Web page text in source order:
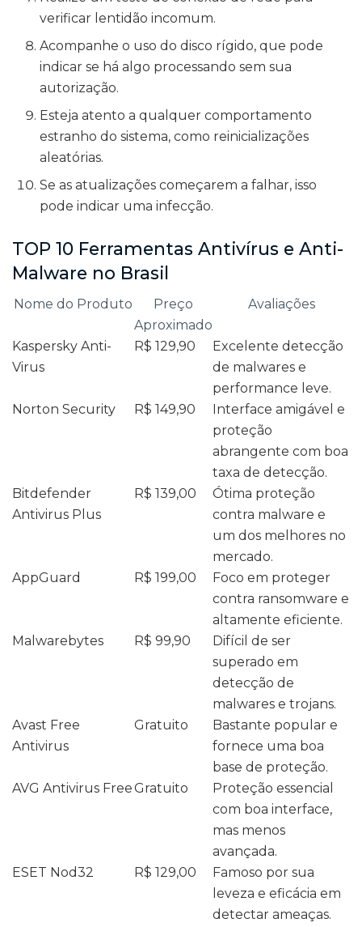
verificar lentidão incomum.
Acompanhe o uso do disco rígido, que pode
indicar se há algo processando sem sua
autorização.
Esteja atento a qualquer comportamento
estranho do sistema, como reinicializações
aleatórias.
Se as atualizações começarem a falhar, isso
pode indicar uma infecção.
TOP 10 Ferramentas Antivírus e Anti-
Malware no Brasil
Nome do Produto
Preço
Aproximado
Avaliações
Kaspersky Anti-
Virus
R$ 129,90
Excelente detecção
de malwares e
performance leve.
Norton Security
R$ 149,90
Interface amigável e
proteção
abrangente com boa
taxa de detecção.
Bitdefender
Antivirus Plus
R$ 139,00
Ótima proteção
contra malware e
um dos melhores no
mercado.
AppGuard
R$ 199,00
Foco em proteger
contra ransomware e
altamente eficiente.
Malwarebytes
R$ 99,90
Difícil de ser
superado em
detecção de
malwares e trojans.
Avast Free
Antivirus
Gratuito
Bastante popular e
fornece uma boa
base de proteção.
AVG Antivirus FreeGratuito
Proteção essencial
com boa interface,
mas menos
avançada.
ESET Nod32
R$ 129,00
Famoso por sua
leveza e eficácia em
detectar ameaças.